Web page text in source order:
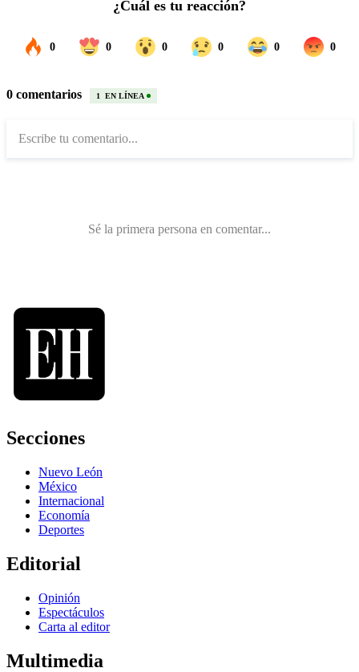
Secciones
Nuevo León
México
Internacional
Economía
Deportes
Editorial
Opinión
Espectáculos
Carta al editor
Multimedia